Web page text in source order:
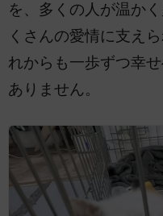
を、多くの人が温か
くさんの愛情に支え
れからも一歩ずつ幸
ありません。